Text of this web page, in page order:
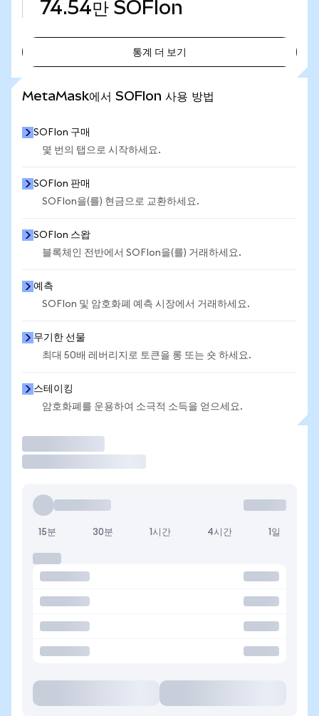
74.54만 SOFIon
통계 더 보기
MetaMask에서 SOFIon 사용 방법
SOFIon 구매
몇 번의 탭으로 시작하세요.
SOFIon 판매
SOFIon을(를) 현금으로 교환하세요.
SOFIon 스왑
블록체인 전반에서 SOFIon을(를) 거래하세요.
예측
SOFIon 및 암호화폐 예측 시장에서 거래하세요.
무기한 선물
최대 50배 레버리지로 토큰을 롱 또는 숏 하세요.
스테이킹
암호화폐를 운용하여 소극적 소득을 얻으세요.
15분 30분 1시간 4시간 1일